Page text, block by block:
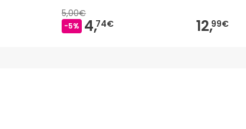
5,00€
-5% 4,74€ 12,99€